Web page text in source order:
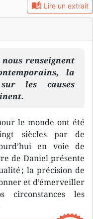
auto_stories Lire un extrait
renseignent
la
les causes
le monde ont été
siècles par de
en voie de
de Daniel présente
; la précision de
et d’émerveiller
les